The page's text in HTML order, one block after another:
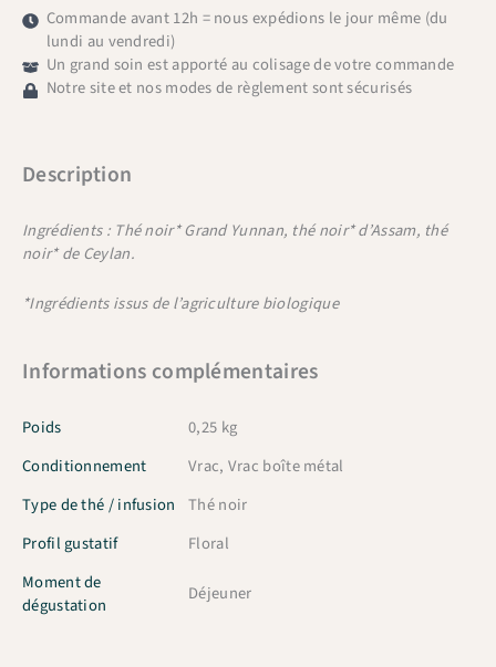
Commande avant 12h = nous expédions le jour même (du
lundi au vendredi)
Un grand soin est apporté au colisage de votre commande
Notre site et nos modes de règlement sont sécurisés
Description
Ingrédients : Thé noir* Grand Yunnan, thé noir* d’Assam, thé
noir* de Ceylan.
*Ingrédients issus de l’agriculture biologique
Informations complémentaires
Poids
0,25 kg
Conditionnement
Vrac, Vrac boîte métal
Type de thé / infusion
Thé noir
Profil gustatif
Floral
Moment de
dégustation
Déjeuner